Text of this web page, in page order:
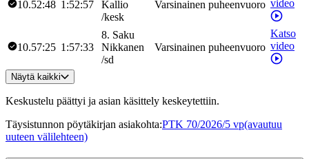
10.52:48 1:52:57
Kallio
/kesk
Varsinainen puheenvuoro video
10.57:25 1:57:33
8. Saku
Nikkanen
/sd
Varsinainen puheenvuoro
Katso
video
Näytä kaikki
Keskustelu päättyi ja asian käsittely keskeytettiin.
Täysistunnon pöytäkirjan asiakohta:PTK 70/2026/5 vp(avautuu
uuteen välilehteen)